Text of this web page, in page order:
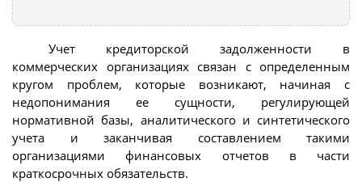
Учет кредиторской задолженности в
коммерческих организациях связан с определенным
кругом проблем, которые возникают, начиная с
недопонимания ее сущности, регулирующей
нормативной базы, аналитического и синтетического
учета и заканчивая составлением такими
организациями финансовых отчетов в части
краткосрочных обязательств.